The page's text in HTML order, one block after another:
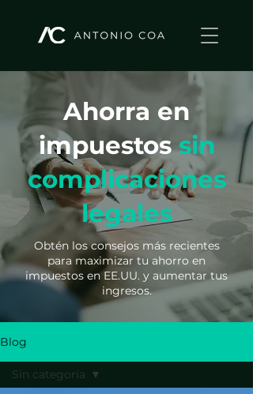
Ahorra en
impuestossin
complicaciones
legales
Obtén los consejos más recientes
para maximizar tu ahorro en
impuestos en EE.UU. y aumentar tus
ingresos.
Blog
Sin categoria